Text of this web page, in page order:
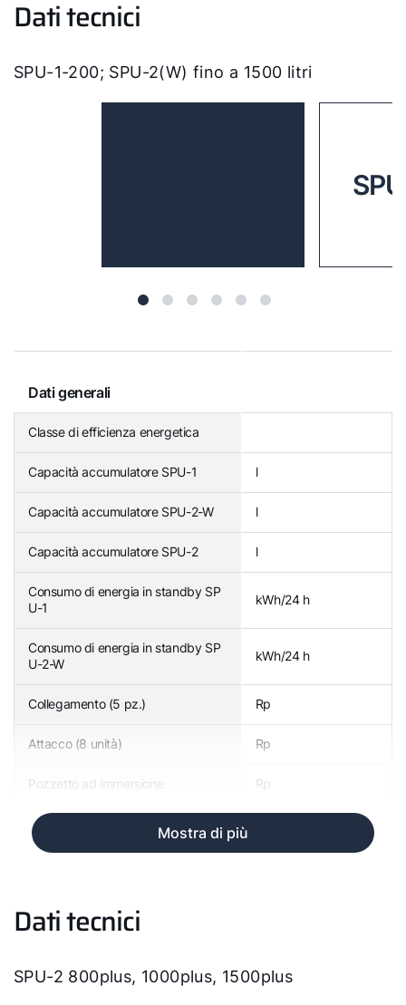
Dati tecnici
SPU-1-200; SPU-2(W) fino a 1500 litri
Dati generali
Classe di efficienza energetica
Capacità accumulatore SPU-1 l
Capacità accumulatore SPU-2-W l
Capacità accumulatore SPU-2 l
Consumo di energia in standby SP
U-1
kWh/24 h
Consumo di energia in standby SP
U-2-W
kWh/24 h
Collegamento (5 pz.) Rp
Attacco (8 unità) Rp
Pozzetto ad immersione Rp
Mostra di più
Dati tecnici
SPU-2 800plus, 1000plus, 1500plus